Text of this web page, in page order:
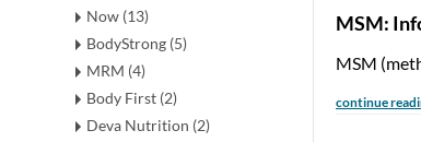
Now (13)
BodyStrong (5)
MRM (4)
Body First (2)
Deva Nutrition (2)
MSM:
MSM
continue